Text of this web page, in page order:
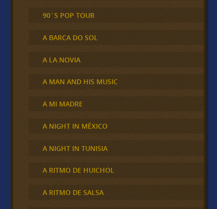
90´S POP TOUR
A BARCA DO SOL
A LA NOVIA
A MAN AND HIS MUSIC
A MI MADRE
A NIGHT IN MÉXICO
A NIGHT IN TUNISIA
A RITMO DE HUICHOL
A RITMO DE SALSA